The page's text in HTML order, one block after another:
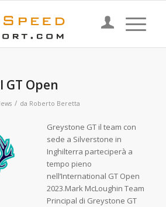
Open
/ da Roberto Beretta
Greystone GT il team con
sede a Silverstone in
Inghilterra parteciperà a
tempo pieno
nell’International GT Open
2023.Mark McLoughin Team
Principal di Greystone GT